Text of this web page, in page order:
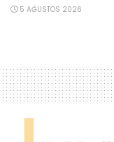
5 AĞUSTOS 2026